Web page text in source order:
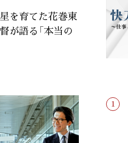
を育てた花巻東
が語る「本当の